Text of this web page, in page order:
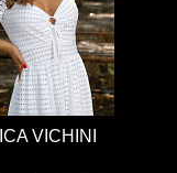
VICHINI